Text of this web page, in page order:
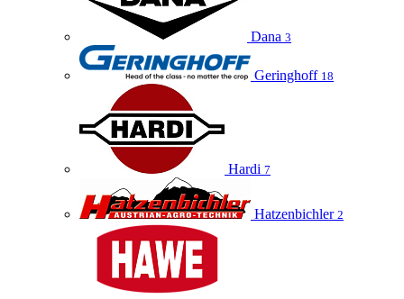
Dana 3
Geringhoff 18
Hardi 7
Hatzenbichler 2